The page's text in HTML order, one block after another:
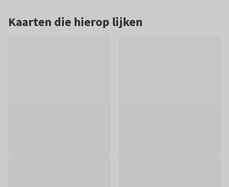
Kaarten die hierop lijken